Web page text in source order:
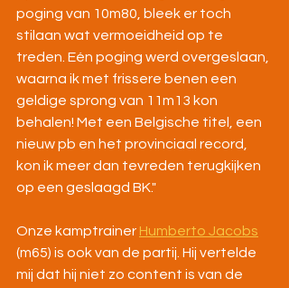
poging van 10m80, bleek er toch
stilaan wat vermoeidheid op te
treden. Eén poging werd overgeslaan,
waarna ik met frissere benen een
geldige sprong van 11m13 kon
behalen! Met een Belgische titel, een
nieuw pb en het provinciaal record,
kon ik meer dan tevreden terugkijken
op een geslaagd BK."
Onze kamptrainer Humberto Jacobs
(m65) is ook van de partij. Hij vertelde
mij dat hij niet zo content is van de